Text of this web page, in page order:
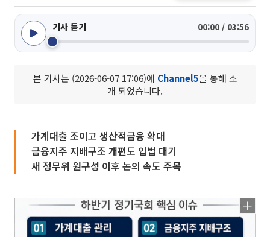
기사 듣기 00:00 / 03:56
본 기사는 (2026-06-07 17:06)에 Channel5을 통해 소
개 되었습니다.
가계대출 조이고 생산적금융 확대
금융지주 지배구조 개편도 입법 대기
새 정무위 원구성 이후 논의 속도 주목